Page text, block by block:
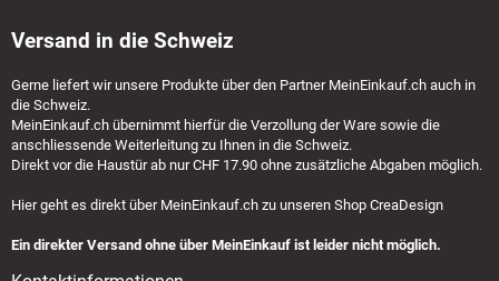
Versand in die Schweiz
Gerne liefert wir unsere Produkte über den Partner MeinEinkauf.ch auch in
die Schweiz.
MeinEinkauf.ch übernimmt hierfür die Verzollung der Ware sowie die
anschliessende Weiterleitung zu Ihnen in die Schweiz.
Direkt vor die Haustür ab nur CHF 17.90 ohne zusätzliche Abgaben möglich.
Hier geht es direkt über MeinEinkauf.ch zu unseren Shop CreaDesign
Ein direkter Versand ohne über MeinEinkauf ist leider nicht möglich.